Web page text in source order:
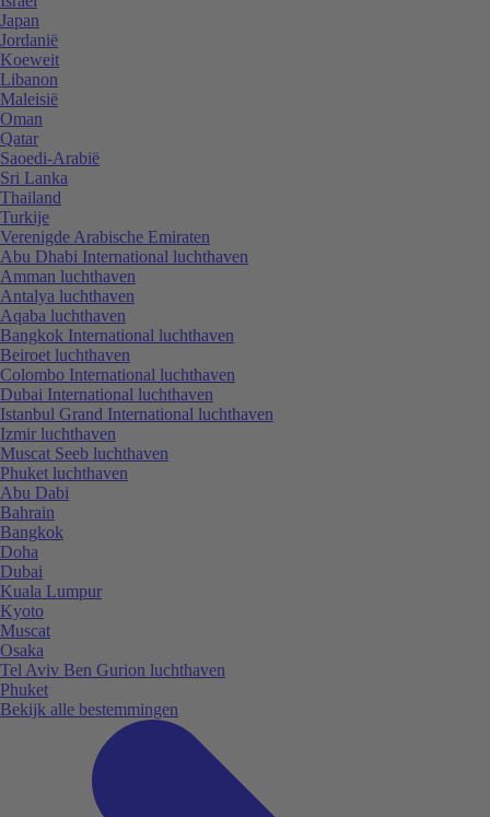
Japan
Jordanië
Koeweit
Libanon
Maleisië
Oman
Qatar
Saoedi-Arabië
Sri Lanka
Thailand
Turkije
Verenigde Arabische Emiraten
Abu Dhabi International luchthaven
Amman luchthaven
Antalya luchthaven
Aqaba luchthaven
Bangkok International luchthaven
Beiroet luchthaven
Colombo International luchthaven
Dubai International luchthaven
Istanbul Grand International luchthaven
Izmir luchthaven
Muscat Seeb luchthaven
Phuket luchthaven
Abu Dabi
Bahrain
Bangkok
Doha
Dubai
Kuala Lumpur
Kyoto
Muscat
Osaka
Tel Aviv Ben Gurion luchthaven
Phuket
Bekijk alle bestemmingen